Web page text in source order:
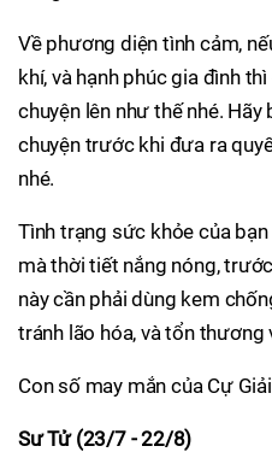
Về phương diện tình cảm,
khí, và hạnh phúc gia đình
chuyện lên như thế nhé.
chuyện trước khi đưa ra
nhé.
Tình trạng sức khỏe của
mà thời tiết nắng nóng,
này cần phải dùng kem
tránh lão hóa, và tổn thương
Con số may mắn của Cự
Sư Tử (23/7 - 22/8)